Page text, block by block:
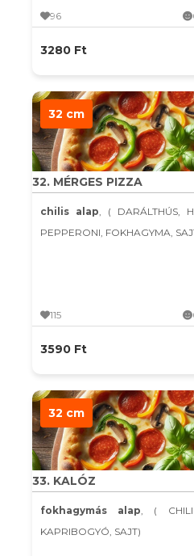
96
3280 Ft
32 cm
32. MÉRGES PIZZA
chilis alap, ( DARÁLTHÚS,
PEPPERONI, FOKHAGYMA,
115
3590 Ft
32 cm
33. KALÓZ
fokhagymás alap, (
KAPRIBOGYÓ, SAJT)